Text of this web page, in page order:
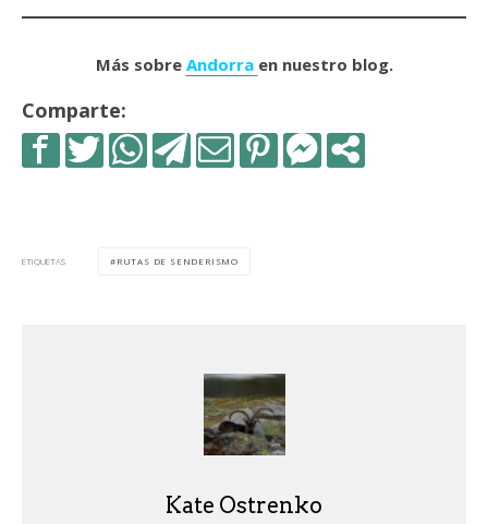
Más sobre Andorra en nuestro blog.
Comparte:
ETIQUETAS RUTAS DE SENDERISMO
Kate Ostrenko